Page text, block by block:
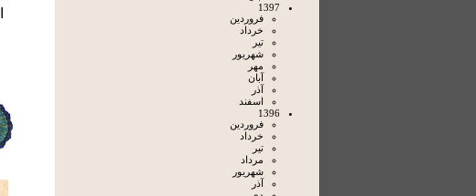
1397
فروردين
خرداد
تير
شهريور
مهر
آبان
آذر
اسفند
1396
فروردين
خرداد
تير
مرداد
شهريور
آذر